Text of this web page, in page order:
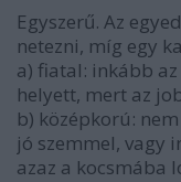
Egyszerű. Az
netezni, míg egy
a) fiatal: inkább
helyett, mert az
b) középkorú:
jó szemmel, vagy
azaz a kocsmába